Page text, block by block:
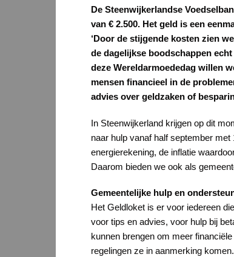
De Steenwijkerlandse
van € 2.500. Het geld is een
‘Door de stijgende kosten zien
de dagelijkse boodschappen
deze Wereldarmoededag willen
mensen financieel in de
advies over geldzaken of
In Steenwijkerland krijgen op dit
naar hulp vanaf half september
energierekening, de inflatie
Daarom bieden we ook als
Gemeentelijke hulp en
Het Geldloket is er voor iedereen
voor tips en advies, voor hulp bij
kunnen brengen om meer
regelingen ze in aanmerking